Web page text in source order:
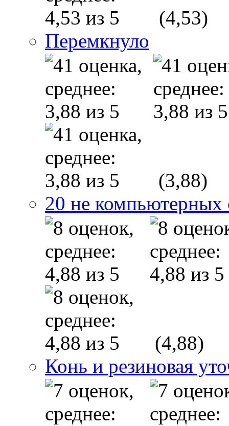
(4,53)
Перемкнуло
(3,88)
20 не компьютерных
(4,88)
Конь и резиновая